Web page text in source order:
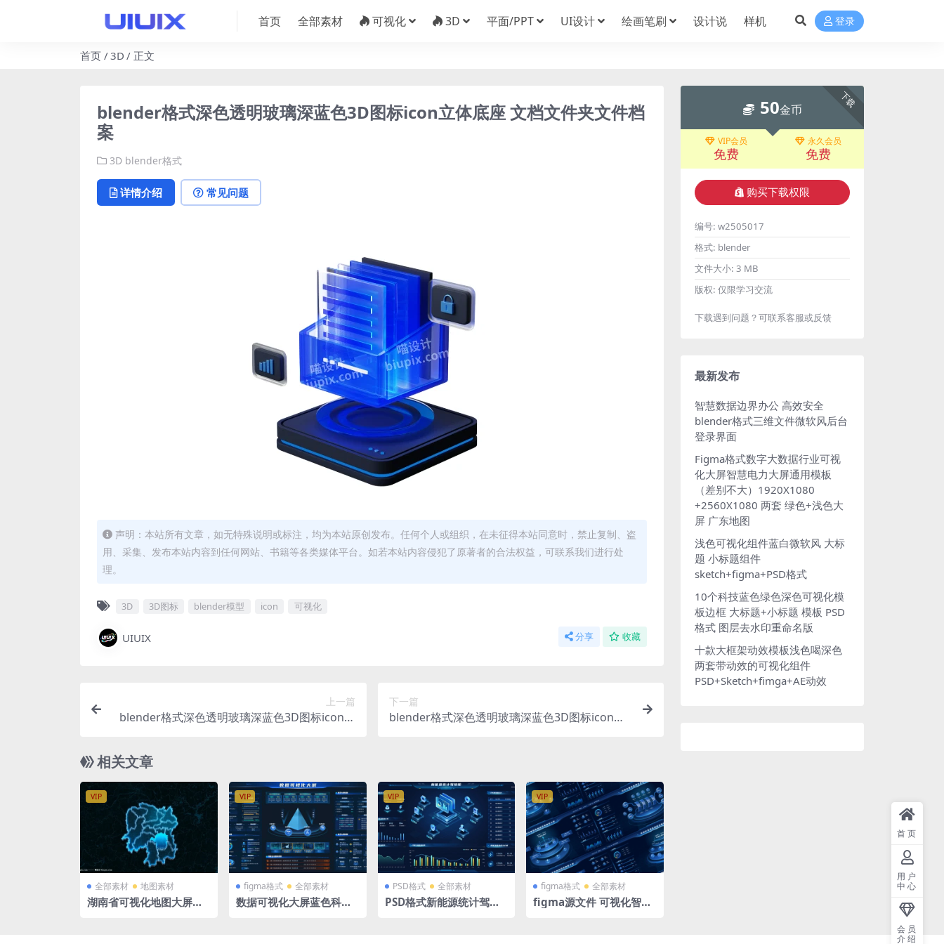
首页 全部素材 可视化 3D 平面/PPT UI设计 绘画笔刷 设计说 样机 登录
首页 3D 正文
blender格式深色透明玻璃深蓝色3D图标icon立体底座 文档文件夹文件档
案
3D blender格式
详情介绍 常见问题
声明：本站所有文章，如无特殊说明或标注，均为本站原创发布。任何个人或组织，在未征得本站同意时，禁止复制、盗
用、采集、发布本站内容到任何网站、书籍等各类媒体平台。如若本站内容侵犯了原著者的合法权益，可联系我们进行处
理。
3D 3D图标 blender模型 icon 可视化
UIUIX 分享 收藏
上一篇
blender格式深色透明玻璃深蓝色3D图标icon立
下一篇
blender格式深色透明玻璃深蓝色3D图标icon立
相关文章
VIP
全部素材 地图素材
湖南省可视化地图大屏科
VIP
figma格式 全部素材
数据可视化大屏蓝色科技
VIP
PSD格式 全部素材
PSD格式新能源统计驾驶
VIP
figma格式 全部素材
figma源文件 可视化智慧
下载
50金币
VIP会员
免费
永久会员
免费
购买下载权限
编号: w2505017
格式: blender
文件大小: 3 MB
版权: 仅限学习交流
下载遇到问题？可联系客服或反馈
最新发布
智慧数据边界办公 高效安全
blender格式三维文件微软风后台
登录界面
Figma格式数字大数据行业可视
化大屏智慧电力大屏通用模板
（差别不大）1920X1080
+2560X1080 两套 绿色+浅色大
屏 广东地图
浅色可视化组件蓝白微软风 大标
题 小标题组件
sketch+figma+PSD格式
10个科技蓝色绿色深色可视化模
板边框 大标题+小标题 模板 PSD
格式 图层去水印重命名版
十款大框架动效模板浅色喝深色
两套带动效的可视化组件
PSD+Sketch+fimga+AE动效
首页
用户
中心
会员
介绍